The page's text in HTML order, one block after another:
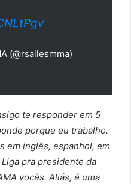
(@rsallesmma)
te responder em 5
porque eu trabalho.
em inglês, espanhol, em
pra presidente da
vocês. Aliás, é uma